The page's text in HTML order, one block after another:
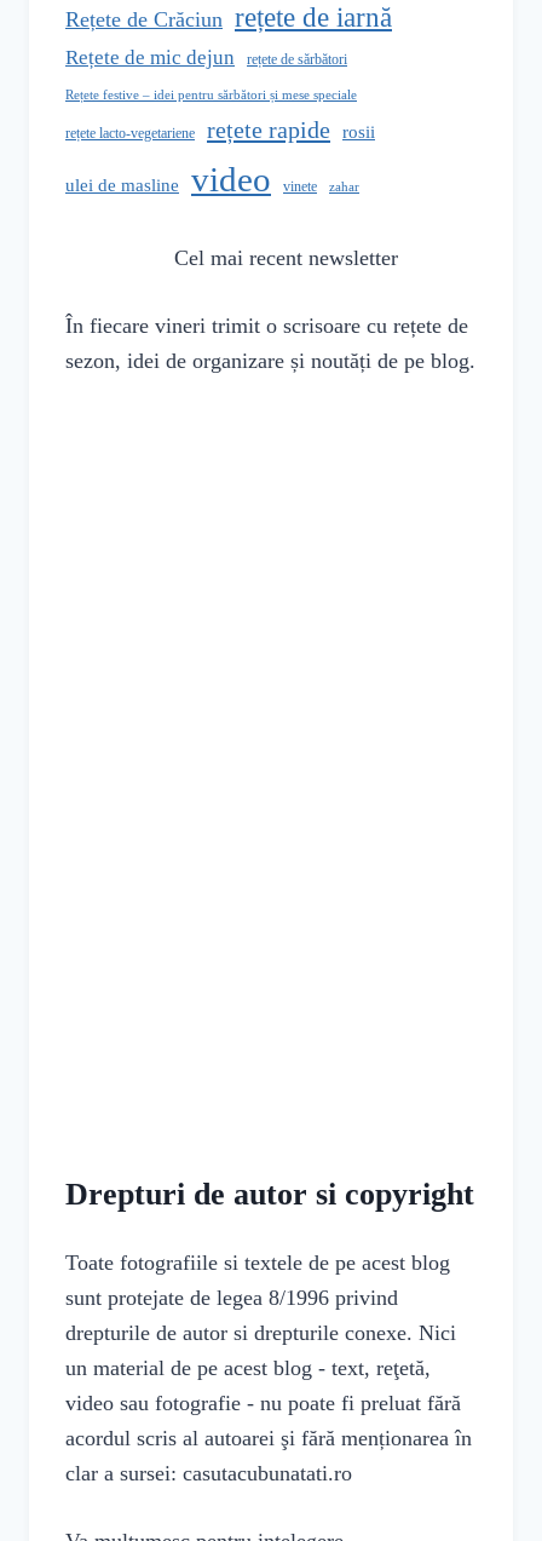
Rețete de Crăciun rețete de iarnă
Rețete de mic dejun rețete de sărbători
Rețete festive – idei pentru sărbători și mese speciale
rețete lacto-vegetariene rețete rapide rosii
ulei de masline video vinete zahar
Cel mai recent newsletter
În fiecare vineri trimit o scrisoare cu rețete de
sezon, idei de organizare și noutăți de pe blog.
Drepturi de autor si copyright
Toate fotografiile si textele de pe acest blog
sunt protejate de legea 8/1996 privind
drepturile de autor si drepturile conexe. Nici
un material de pe acest blog - text, reţetă,
video sau fotografie - nu poate fi preluat fără
acordul scris al autoarei şi fără menționarea în
clar a sursei: casutacubunatati.ro